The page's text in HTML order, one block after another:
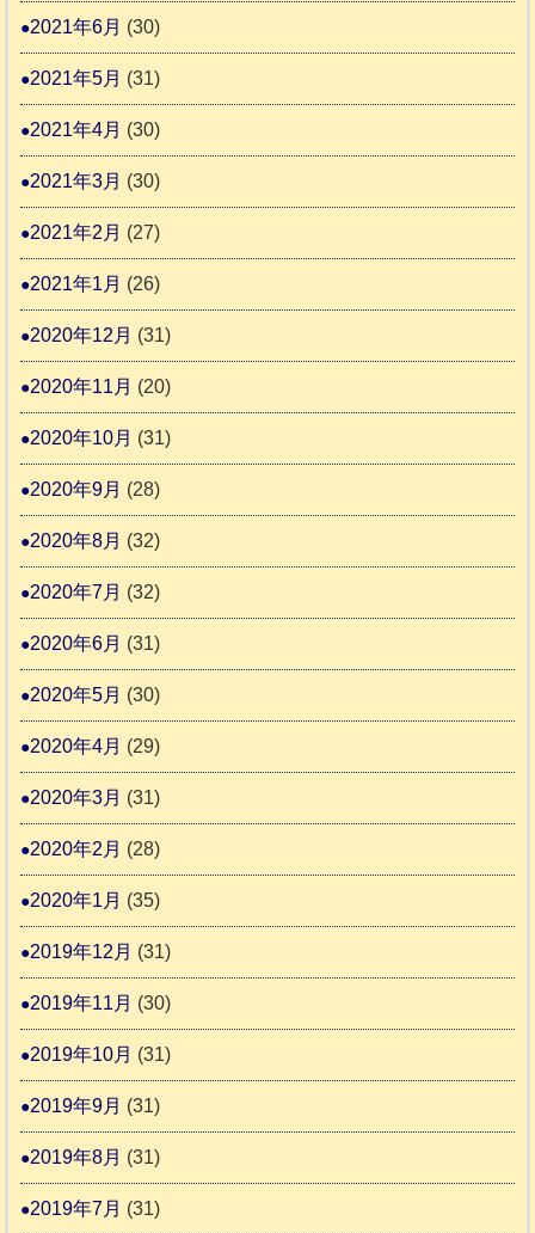
2021年6月 (30)
2021年5月 (31)
2021年4月 (30)
2021年3月 (30)
2021年2月 (27)
2021年1月 (26)
2020年12月 (31)
2020年11月 (20)
2020年10月 (31)
2020年9月 (28)
2020年8月 (32)
2020年7月 (32)
2020年6月 (31)
2020年5月 (30)
2020年4月 (29)
2020年3月 (31)
2020年2月 (28)
2020年1月 (35)
2019年12月 (31)
2019年11月 (30)
2019年10月 (31)
2019年9月 (31)
2019年8月 (31)
2019年7月 (31)